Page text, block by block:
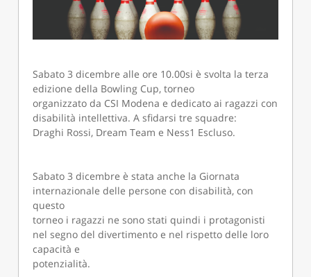
Sabato 3 dicembre alle ore 10.00si è svolta la terza
edizione della Bowling Cup, torneo
organizzato da CSI Modena e dedicato ai ragazzi con
disabilità intellettiva. A sfidarsi tre squadre:
Draghi Rossi, Dream Team e Ness1 Escluso.
Sabato 3 dicembre è stata anche la Giornata
internazionale delle persone con disabilità, con
questo
torneo i ragazzi ne sono stati quindi i protagonisti
nel segno del divertimento e nel rispetto delle loro
capacità e
potenzialità.